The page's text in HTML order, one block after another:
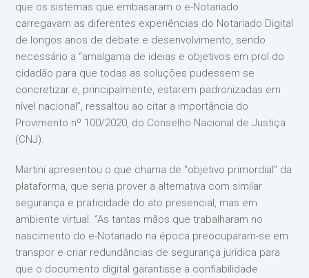
que os sistemas que embasaram o e-Notariado
carregavam as diferentes experiências do Notariado Digital
de longos anos de debate e desenvolvimento, sendo
necessário a “amalgama de ideias e objetivos em prol do
cidadão para que todas as soluções pudessem se
concretizar e, principalmente, estarem padronizadas em
nível nacional”, ressaltou ao citar a importância do
Provimento nº 100/2020, do Conselho Nacional de Justiça
(CNJ).
Martini apresentou o que chama de “objetivo primordial” da
plataforma, que seria prover a alternativa com similar
segurança e praticidade do ato presencial, mas em
ambiente virtual. “As tantas mãos que trabalharam no
nascimento do e-Notariado na época preocuparam-se em
transpor e criar redundâncias de segurança jurídica para
que o documento digital garantisse a confiabilidade